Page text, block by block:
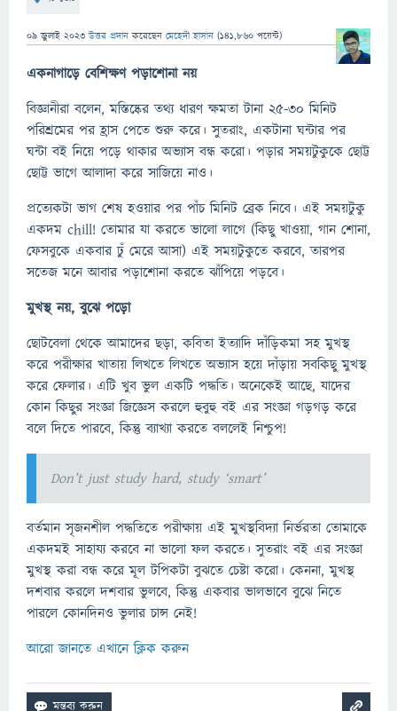
09 জুলাই 2023 উত্তর প্রদান করেছেন মেহেদী হাসান (141,860 পয়েন্ট)
একনাগাড়ে বেশিক্ষণ পড়াশোনা নয়
বিজ্ঞানীরা বলেন, মস্তিষ্কের তথ্য ধারণ ক্ষমতা টানা ২৫-৩০ মিনিট
পরিশ্রমের পর হ্রাস পেতে শুরু করে। সুতরাং, একটানা ঘন্টার পর
ঘন্টা বই নিয়ে পড়ে থাকার অভ্যাস বন্ধ করো। পড়ার সময়টুকুকে ছোট্ট
ছোট্ট ভাগে আলাদা করে সাজিয়ে নাও।
প্রত্যেকটা ভাগ শেষ হওয়ার পর পাঁচ মিনিট ব্রেক নিবে। এই সময়টুকু
একদম chill! তোমার যা করতে ভালো লাগে (কিছু খাওয়া, গান শোনা,
ফেসবুকে একবার ঢুঁ মেরে আসা) এই সময়টুকুতে করবে, তারপর
সতেজ মনে আবার পড়াশোনা করতে ঝাঁপিয়ে পড়বে।
মুখস্থ নয়, বুঝে পড়ো
ছোটবেলা থেকে আমাদের ছড়া, কবিতা ইত্যাদি দাঁড়িকমা সহ মুখস্থ
করে পরীক্ষার খাতায় লিখতে লিখতে অভ্যাস হয়ে দাঁড়ায় সবকিছু মুখস্থ
করে ফেলার। এটি খুব ভুল একটি পদ্ধতি। অনেকেই আছে, যাদের
কোন কিছুর সংজ্ঞা জিজ্ঞেস করলে হুবুহু বই এর সংজ্ঞা গড়গড় করে
বলে দিতে পারবে, কিন্তু ব্যাখ্যা করতে বললেই নিশ্চুপ!
Don’t just study hard, study ‘smart’
বর্তমান সৃজনশীল পদ্ধতিতে পরীক্ষায় এই মুখস্থবিদ্যা নির্ভরতা তোমাকে
একদমই সাহায্য করবে না ভালো ফল করতে। সুতরাং বই এর সংজ্ঞা
মুখস্থ করা বন্ধ করে মূল টপিকটা বুঝতে চেষ্টা করো। কেননা, মুখস্থ
দশবার করলে দশবার ভুলবে, কিন্তু একবার ভালভাবে বুঝে নিতে
পারলে কোনদিনও ভুলার চান্স নেই!
আরো জানতে এখানে ক্লিক করুন